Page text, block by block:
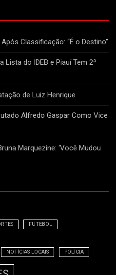
Classificação: “É o Destino”
Lista do IDEB e Piauí Tem 2ª
de Luiz Henrique
Alfredo Gaspar Como Vice
Marquezine: ‘Você Mudou
FUTEBOL
NOTÍCIAS LOCAIS POLÍCIA